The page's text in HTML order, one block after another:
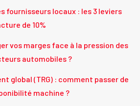
fournisseurs locaux : les 3 leviers
de 10%
vos marges face à la pression des
automobiles ?
global (TRG) : comment passer de
machine ?